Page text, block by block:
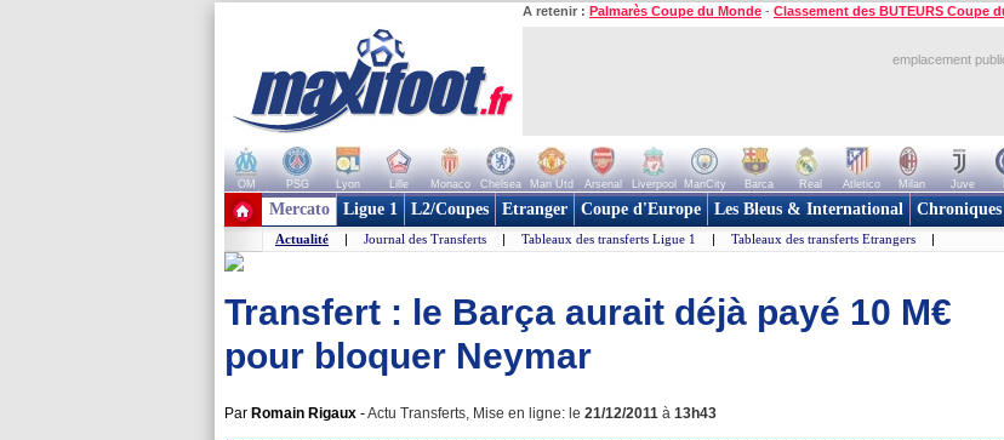
A retenir : Palmarès Coupe du Monde - Classement des BUTEURS Coupe
emplacement
OM PSG Lyon Lille Monaco Chelsea Man Utd Arsenal Liverpool ManCity Barca Real Atletico Milan Juve
+ de clubs
Mercato Ligue 1 L2/Coupes Etranger Coupe d'Europe Les Bleus & International Chroniques
Actualité | Journal des Transferts | Tableaux des transferts Ligue 1 | Tableaux des transferts Etrangers |
Transfert : le Barça aurait déjà payé 10 M€
pour bloquer Neymar
Par Romain Rigaux -Actu Transferts, Mise en ligne: le 21/12/2011 à 13h43